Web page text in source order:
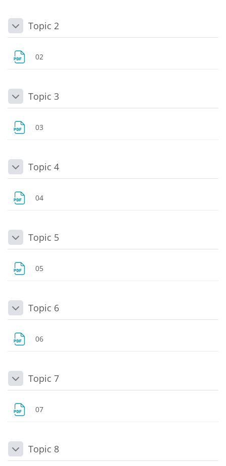
DaraltTopic 2
02
DaraltTopic 3
03
DaraltTopic 4
04
DaraltTopic 5
05
DaraltTopic 6
06
DaraltTopic 7
07
DaraltTopic 8